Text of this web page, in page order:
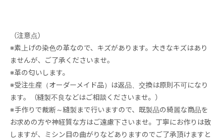
（注意点）
※素上げの染色の革なので、キズがあります。大きなキズはあり
ませんが、ご了承くださいませ。
※革の匂いします。
※受注生産（オーダーメイド品）は返品、交換は原則不可になり
ます。（縫製不良などはご相談くださいませ。）
※手作りで裁断～縫製まで行いますので、既製品の綺麗な商品を
お求めの方や神経質な方はご遠慮下さいませ。丁寧にお作りは致
しますが、ミシン目の曲がりなどありますのでご了承頂けますと